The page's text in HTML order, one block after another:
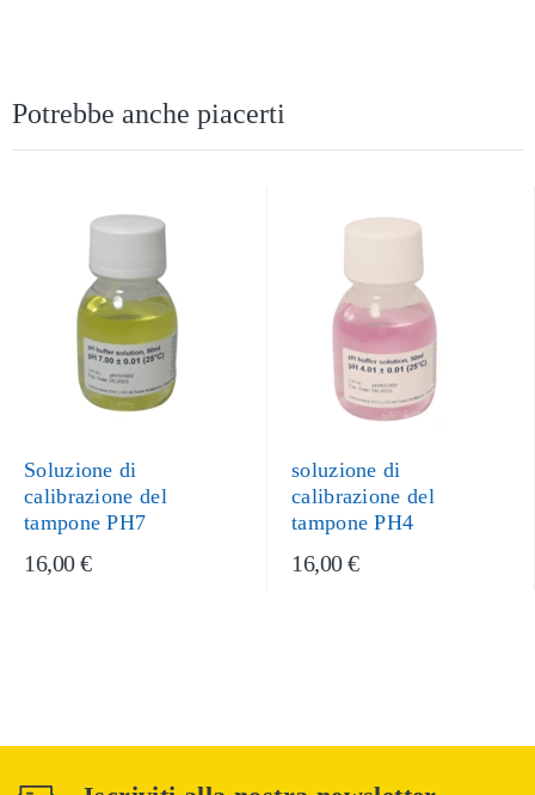
Potrebbe anche piacerti
Soluzione di
calibrazione del
tampone PH7
16,00 €
soluzione di
calibrazione del
tampone PH4
16,00 €